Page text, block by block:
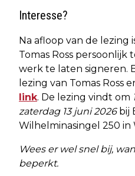
Interesse?
Na afloop van de lezing
Tomas Ross
werk te laten signeren.
lezing van Tomas Ross
link. De lezing vindt om
zaterdag 13 juni 2026bij
Wilhelminasingel 250 in
Wees er wel snel bij,
beperkt.